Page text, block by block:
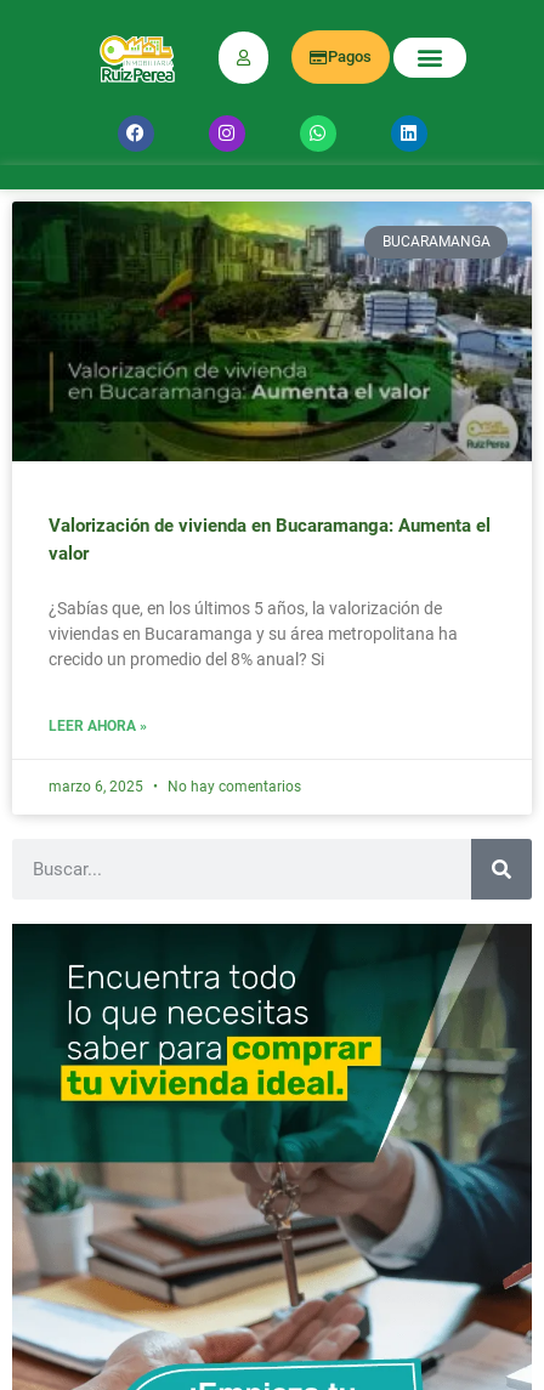
Pagos
BUCARAMANGA
Valorización de vivienda en Bucaramanga: Aumenta el
valor
¿Sabías que, en los últimos 5 años, la valorización de
viviendas en Bucaramanga y su área metropolitana ha
crecido un promedio del 8% anual? Si
LEER AHORA »
marzo 6, 2025 No hay comentarios